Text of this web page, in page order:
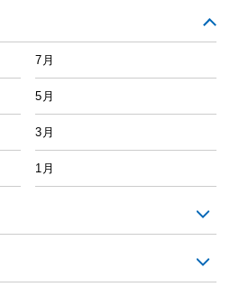
7月
5月
3月
1月